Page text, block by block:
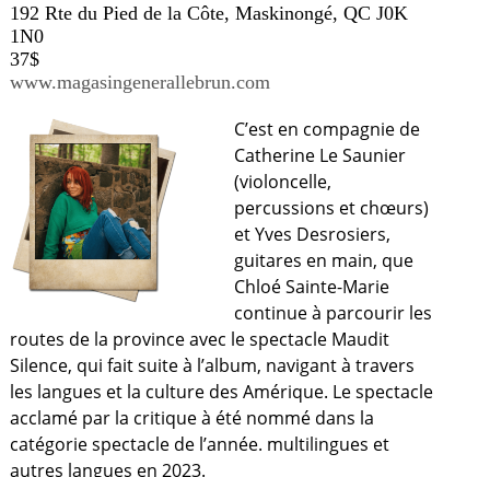
192 Rte du Pied de la Côte, Maskinongé, QC J0K
1N0
37$
www.magasingenerallebrun.com
C’est en compagnie de
Catherine Le Saunier
(violoncelle,
percussions et chœurs)
et Yves Desrosiers,
guitares en main, que
Chloé Sainte-Marie
continue à parcourir les
routes de la province avec le spectacle Maudit
Silence, qui fait suite à l’album, navigant à travers
les langues et la culture des Amérique. Le spectacle
acclamé par la critique à été nommé dans la
catégorie spectacle de l’année. multilingues et
autres langues en 2023.